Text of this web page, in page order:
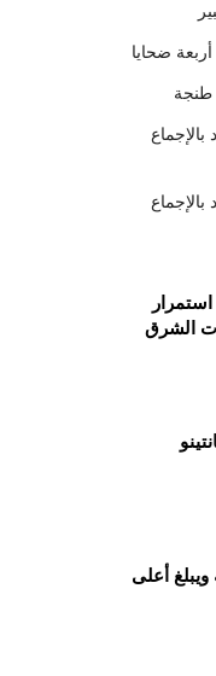
طنجة
بالإجماع
بالإجماع
الشرق
أعلى